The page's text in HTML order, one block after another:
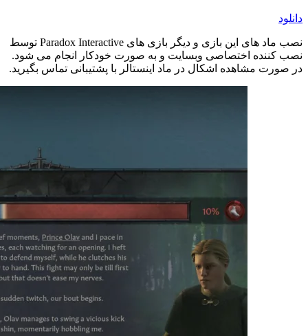
دانلود
نصب ماد های این بازی و دیگر بازی های Paradox Interactive توسط
نصب کننده اختصاصی وبسایت و به صورت خودکار انجام می شود.
در صورت مشاهده اشکال در ماد اینستالر با پشتیبانی تماس بگیرید.